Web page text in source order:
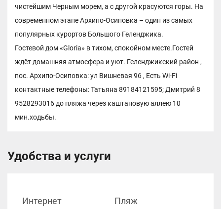
чистейшим Черным морем, а с другой красуются горы. На
современном этапе Архипо-Осиповка – один из самых
популярных курортов Большого Геленджика.
Гостевой дом «Gloria» в тихом, спокойном месте.Гостей
ждёт домашняя атмосфера и уют. Геленджикский район ,
пос. Архипо-Осиповка: ул Вишневая 96 , Есть Wi-Fi
контактные телефоны: Татьяна 89184121595; Дмитрий 8
9528293016 до пляжа через каштановую аллею 10
мин.ходьбы.
Удобства и услуги
Интернет Пляж